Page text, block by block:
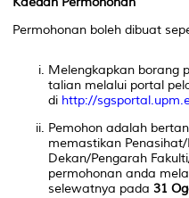
Permohonan boleh dibuat
Melengkapkan borang
talian melalui portal
di http://
Pemohon adalah
memastikan
Dekan/Pengarah
permohonan anda
selewatnya pada 31